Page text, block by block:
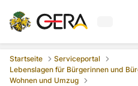
Startseite
Serviceportal
Lebenslagen für Bürgerinnen und
Wohnen und Umzug